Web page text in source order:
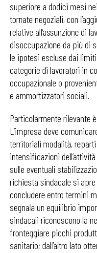
superiore a dodici mesi
tornate negoziali, con
relative all’assunzione di
disoccupazione da più di
le ipotesi escluse dai
categorie di lavoratori in
occupazionale o
e ammortizzatori sociali.
Particolarmente rilevante
L’impresa deve
territoriali modalità,
intensificazioni
sulle eventuali
richiesta sindacale si
concludere entro termini
segnala un equilibrio
sindacali riconoscono la
fronteggiare picchi
sanitario; dall’altro lato